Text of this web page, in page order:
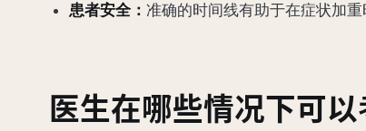
患者安全：准确的时间线有助于在症状加
医生在哪些情况下可